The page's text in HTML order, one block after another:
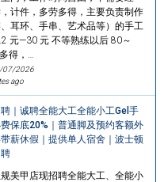
计件，多劳多得，主要负责制作
、耳环、手串、艺术品等）的手工
元—30 元 不等熟练以后 80～
得，…
07/2026
ago
｜诚聘全能大工全能小工Gel手
保底20%｜普通脚及预约客额外
薪休假｜提供单人宿舍｜波士顿
美甲店现招聘全能大工、全能小